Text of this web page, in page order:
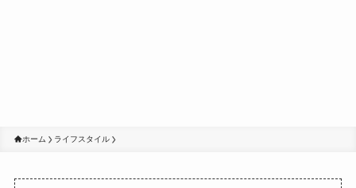
ホーム ライフスタイル